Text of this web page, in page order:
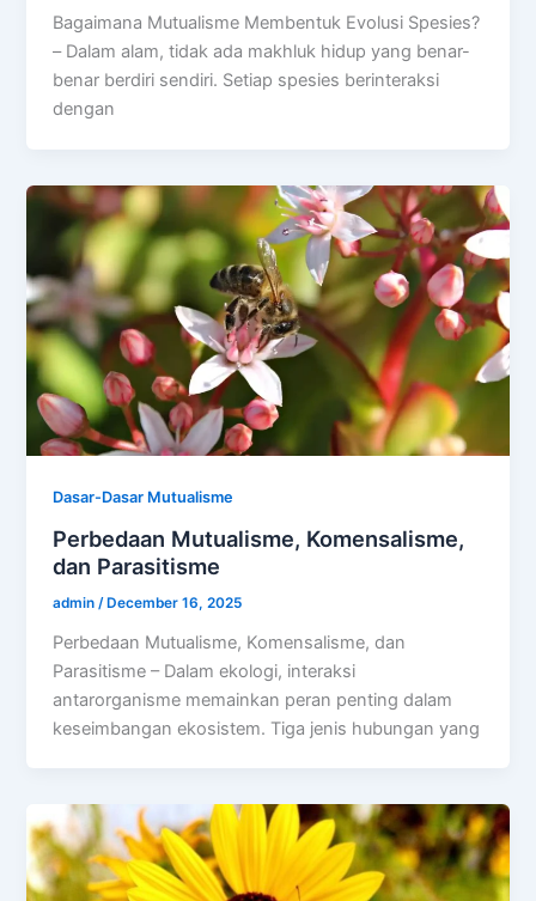
Bagaimana Mutualisme Membentuk Evolusi Spesies?
– Dalam alam, tidak ada makhluk hidup yang benar-
benar berdiri sendiri. Setiap spesies berinteraksi
dengan
Dasar-Dasar Mutualisme
Perbedaan Mutualisme, Komensalisme,
dan Parasitisme
admin /December 16, 2025
Perbedaan Mutualisme, Komensalisme, dan
Parasitisme – Dalam ekologi, interaksi
antarorganisme memainkan peran penting dalam
keseimbangan ekosistem. Tiga jenis hubungan yang